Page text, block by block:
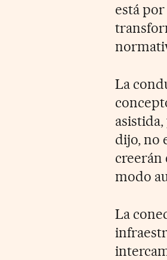
está
La
dijo, no
creerán
modo
La